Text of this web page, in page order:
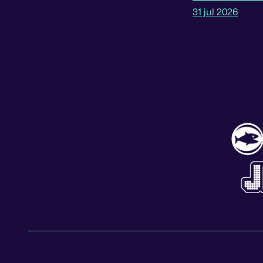
31 jul 2026